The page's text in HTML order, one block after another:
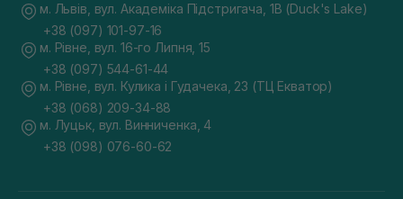
м. Львів, вул. Академіка Підстригача, 1В (Duck's Lake)
+38 (097) 101-97-16
м. Рівне, вул. 16-го Липня, 15
+38 (097) 544-61-44
м. Рівне, вул. Кулика і Гудачека, 23 (ТЦ Екватор)
+38 (068) 209-34-88
м. Луцьк, вул. Винниченка, 4
+38 (098) 076-60-62